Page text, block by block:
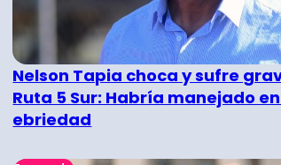
Nelson Tapia choca y sufre
Ruta 5 Sur: Habría manejado
ebriedad